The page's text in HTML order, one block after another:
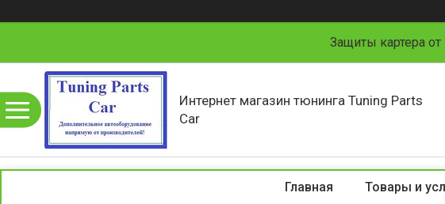
Защиты картера
Интернет магазин тюнинга Tuning Parts
Car
Главная Товары и